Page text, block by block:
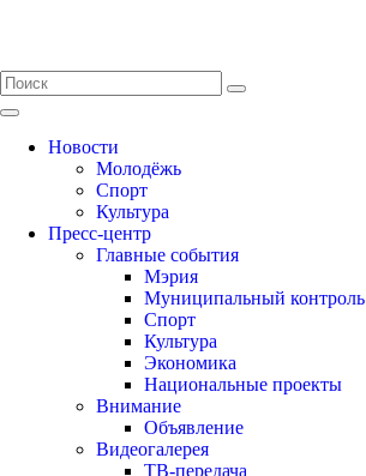
Новости
Молодёжь
Спорт
Культура
Пресс-центр
Главные события
Мэрия
Муниципальный контроль
Спорт
Культура
Экономика
Национальные проекты
Внимание
Объявление
Видеогалерея
ТВ-передача